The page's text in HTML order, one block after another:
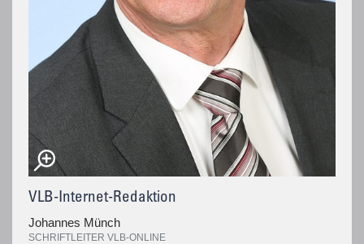
VLB-Internet-Redaktion
Johannes Münch
SCHRIFTLEITER VLB-ONLINE